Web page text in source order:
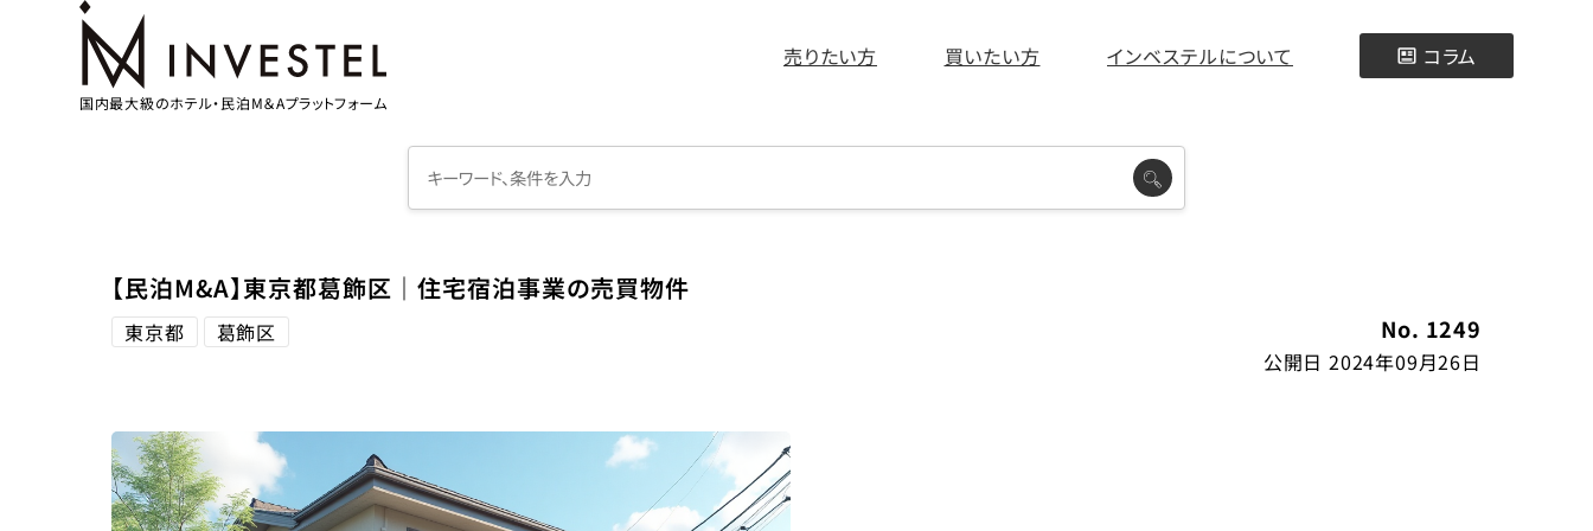
国内最大級のホテル・民泊M＆Aプラットフォーム
売りたい方 買いたい方 インベステルについて コラム
【民泊M&A】東京都葛飾区｜住宅宿泊事業の売買物件
東京都 葛飾区 No. 1249
公開日 2024年09月26日